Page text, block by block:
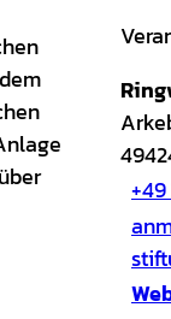
+49